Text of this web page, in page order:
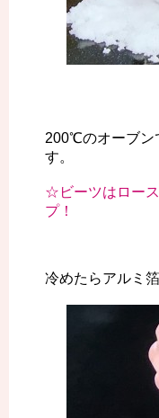
200℃のオーブン
す。
☆ビーツはロー
プ！
冷めたらアルミ